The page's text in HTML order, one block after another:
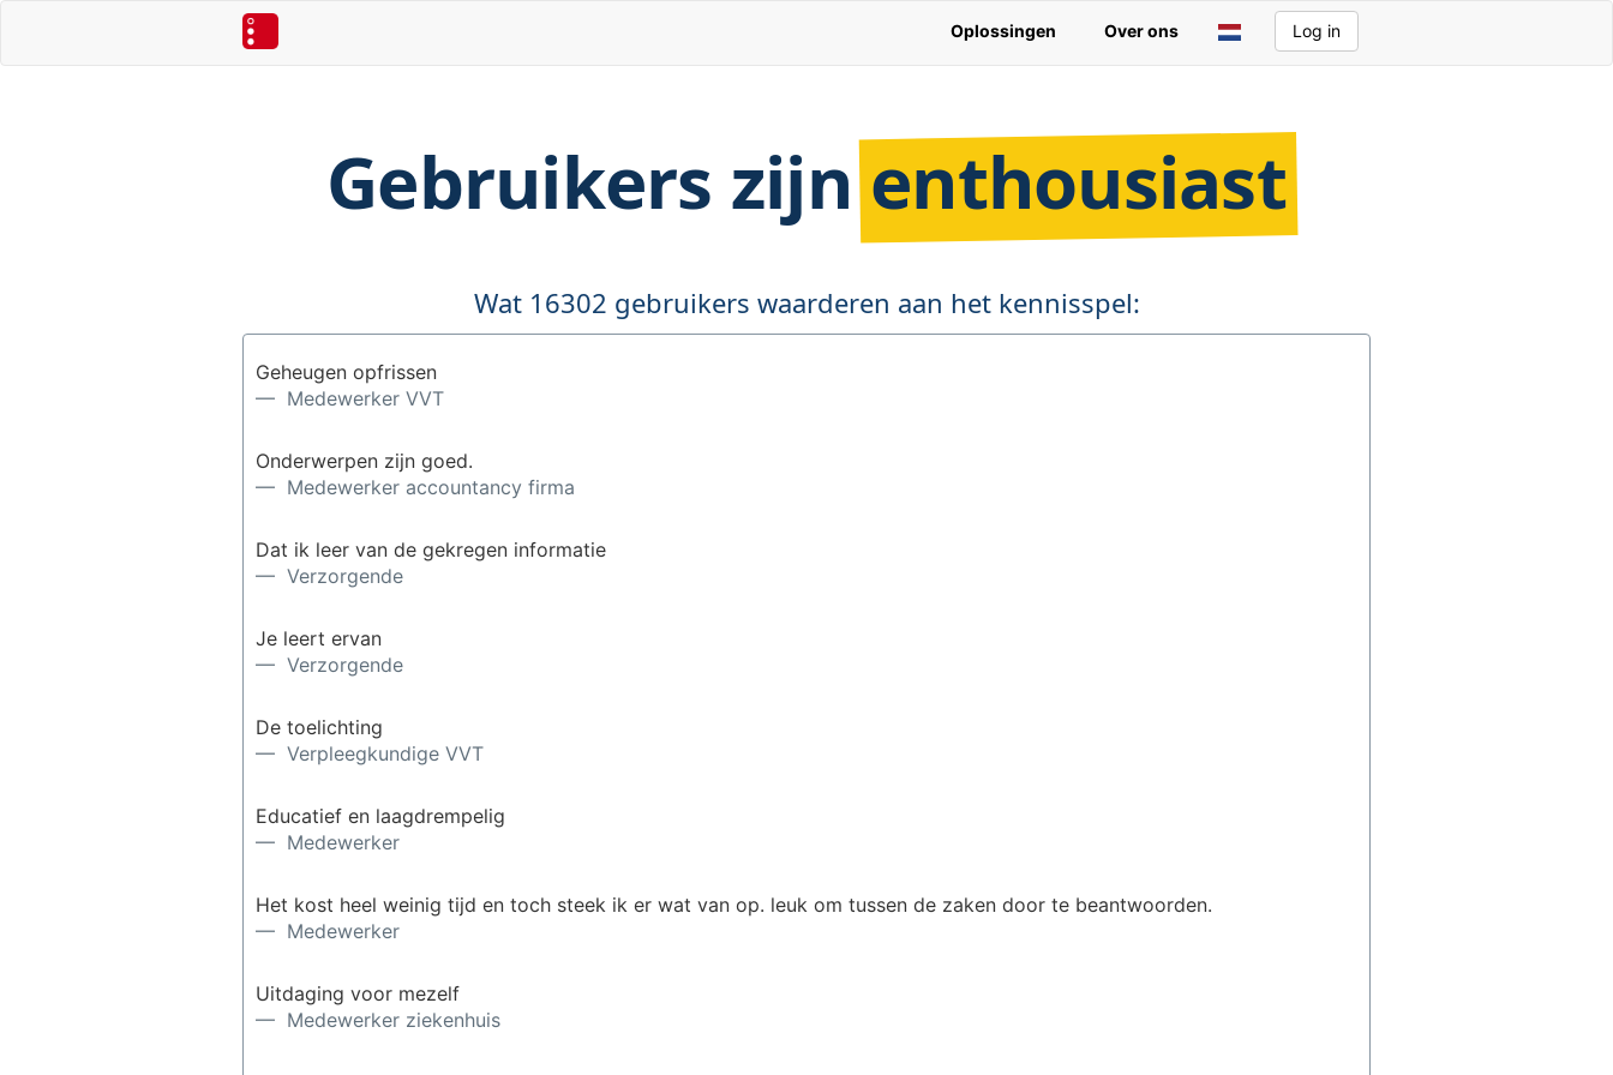
Oplossingen Over ons Log in
Gebruikers zijnenthousiast
Wat 16302 gebruikers waarderen aan het kennisspel:
Geheugen opfrissen
— Medewerker VVT
Onderwerpen zijn goed.
— Medewerker accountancy firma
Dat ik leer van de gekregen informatie
— Verzorgende
Je leert ervan
— Verzorgende
De toelichting
— Verpleegkundige VVT
Educatief en laagdrempelig
— Medewerker
Het kost heel weinig tijd en toch steek ik er wat van op. leuk om tussen de zaken door te beantwoorden.
— Medewerker
Uitdaging voor mezelf
— Medewerker ziekenhuis